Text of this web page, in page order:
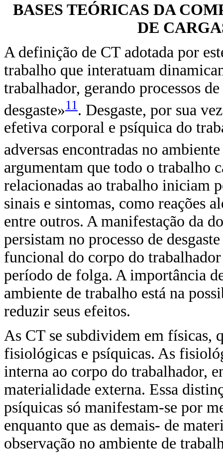
BASES TEÓRICAS DA
DE
A definição de CT adotada por
trabalho que interatuam
trabalhador, gerando processos
desgaste»11 . Desgaste, por sua
efetiva corporal e psíquica do
adversas encontradas no
argumentam que todo o trabalho
relacionadas ao trabalho iniciam
sinais e sintomas, como reações
entre outros. A manifestação da
persistam no processo de
funcional do corpo do
período de folga. A importância
ambiente de trabalho está na
reduzir seus efeitos.
As CT se subdividem em físicas,
fisiológicas e psíquicas. As
interna ao corpo do trabalhador,
materialidade externa. Essa
psíquicas só manifestam-se por
enquanto que as demais- de
observação no ambiente de